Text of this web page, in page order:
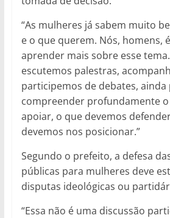
“As mulheres já sabem muito
e o que querem. Nós, homens,
aprender mais sobre esse
escutemos palestras,
participemos de debates, ainda
compreender profundamente
apoiar, o que devemos
devemos nos posicionar.”
Segundo o prefeito, a defesa
públicas para mulheres deve
disputas ideológicas ou
“Essa não é uma discussão